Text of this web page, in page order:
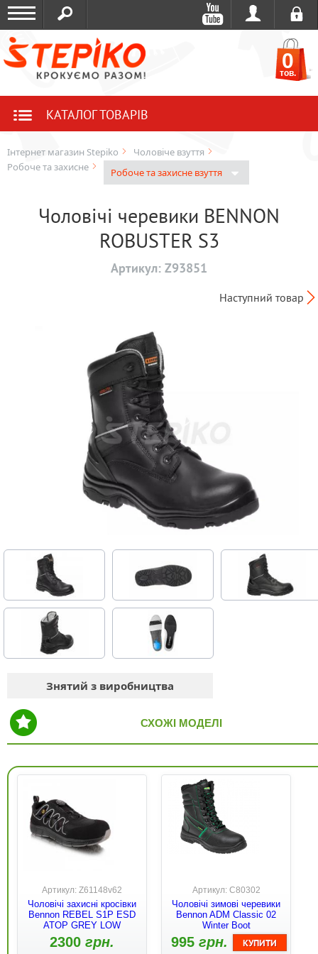
0
тов.
КАТАЛОГ ТОВАРІВ
Інтернет магазин Stepiko
Чоловіче взуття
Робоче та захисне
Робоче та захисне взуття
Чоловічі черевики BENNON
ROBUSTER S3
Артикул: Z93851
Наступний товар
Знятий з виробництва
СХОЖІ МОДЕЛІ
Артикул: Z61148v62
Чоловічі захисні кросівки
Bennon REBEL S1P ESD
ATOP GREY LOW
2300 грн.
Артикул: C80302
Чоловічі зимові черевики
Bennon ADM Classic 02
Winter Boot
995грн.